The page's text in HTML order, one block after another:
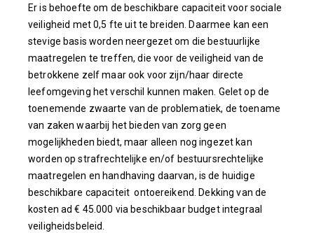
Er is behoefte om de beschikbare capaciteit voor sociale
veiligheid met 0,5 fte uit te breiden. Daarmee kan een
stevige basis worden neergezet om die bestuurlijke
maatregelen te treffen, die voor de veiligheid van de
betrokkene zelf maar ook voor zijn/haar directe
leefomgeving het verschil kunnen maken. Gelet op de
toenemende zwaarte van de problematiek, de toename
van zaken waarbij het bieden van zorg geen
mogelijkheden biedt, maar alleen nog ingezet kan
worden op strafrechtelijke en/of bestuursrechtelijke
maatregelen en handhaving daarvan, is de huidige
beschikbare capaciteit ontoereikend. Dekking van de
kosten ad € 45.000 via beschikbaar budget integraal
veiligheidsbeleid.